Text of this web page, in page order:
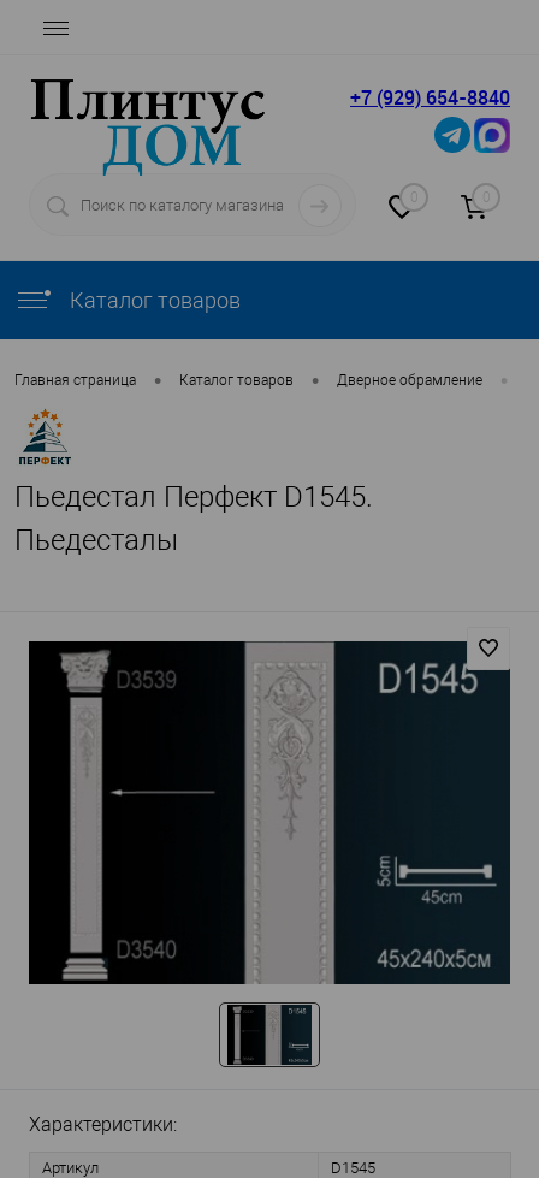
+7 (929) 654-8840
0 0
Каталог товаров
Главная страница • Каталог товаров • Дверное обрамление •
Пьедестал Перфект D1545.
Пьедесталы
Характеристики:
Артикул
D1545